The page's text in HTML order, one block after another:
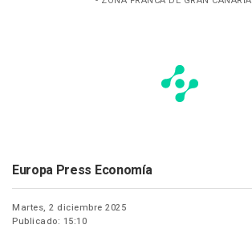
Europa Press Economía
Martes, 2 diciembre 2025
Publicado: 15:10